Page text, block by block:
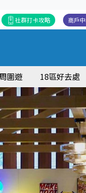
商戶
社群打卡攻略
圍遊 18區好去處